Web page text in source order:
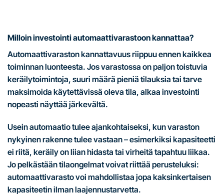
Milloin investointi automaattivarastoon kannattaa?
Automaattivaraston kannattavuus riippuu ennen kaikkea
toiminnan luonteesta. Jos varastossa on paljon toistuvia
keräilytoimintoja, suuri määrä pieniä tilauksia tai tarve
maksimoida käytettävissä oleva tila, alkaa investointi
nopeasti näyttää järkevältä.
Usein automaatio tulee ajankohtaiseksi, kun varaston
nykyinen rakenne tulee vastaan – esimerkiksi kapasiteetti
ei riitä, keräily on liian hidasta tai virheitä tapahtuu liikaa.
Jo pelkästään tilaongelmat voivat riittää perusteluksi:
automaattivarasto voi mahdollistaa jopa kaksinkertaisen
kapasiteetin ilman laajennustarvetta.